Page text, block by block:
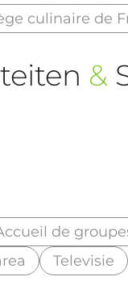
culinaire de
&
de
Televisie